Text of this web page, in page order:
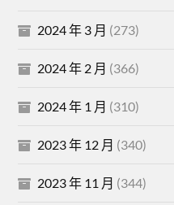
2024 年 3 月 (273)
2024 年 2 月 (366)
2024 年 1 月 (310)
2023 年 12 月 (340)
2023 年 11 月 (344)